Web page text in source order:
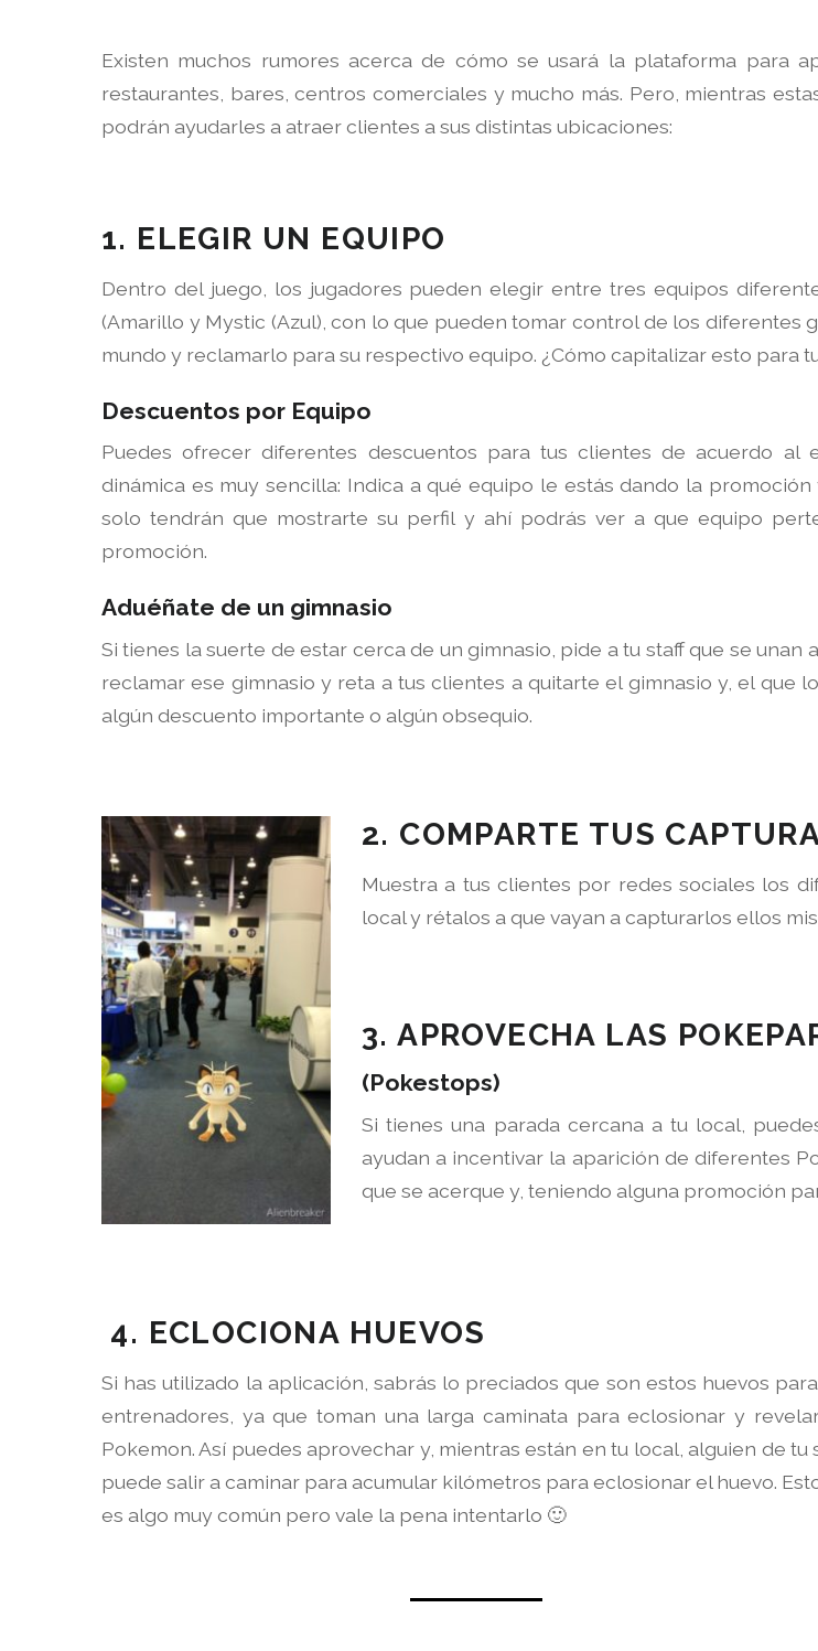
Existen muchos rumores acerca de cómo se usará la plataforma para
restaurantes, bares, centros comerciales y mucho más. Pero, mientras
podrán ayudarles a atraer clientes a sus distintas ubicaciones:
1. ELEGIR UN EQUIPO
Dentro del juego, los jugadores pueden elegir entre tres equipos
(Amarillo y Mystic (Azul), con lo que pueden tomar control de los diferentes
mundo y reclamarlo para su respectivo equipo. ¿Cómo capitalizar esto para
Descuentos por Equipo
Puedes ofrecer diferentes descuentos para tus clientes de acuerdo al
dinámica es muy sencilla: Indica a qué equipo le estás dando la
solo tendrán que mostrarte su perfil y ahí podrás ver a que equipo
promoción.
Aduéñate de un gimnasio
Si tienes la suerte de estar cerca de un gimnasio, pide a tu staff que se unan
reclamar ese gimnasio y reta a tus clientes a quitarte el gimnasio y, el que
algún descuento importante o algún obsequio.
2. COMPARTE TUS
Muestra a tus clientes por redes sociales los
local y rétalos a que vayan a capturarlos ellos
3. APROVECHA LAS
(Pokestops)
Si tienes una parada cercana a tu local,
ayudan a incentivar la aparición de diferentes
que se acerque y, teniendo alguna promoción
4. ECLOCIONA HUEVOS
Si has utilizado la aplicación, sabrás lo preciados que son estos huevos
entrenadores, ya que toman una larga caminata para eclosionar y
Pokemon. Así puedes aprovechar y, mientras están en tu local, alguien de tu
puede salir a caminar para acumular kilómetros para eclosionar el huevo.
es algo muy común pero vale la pena intentarlo 🙂